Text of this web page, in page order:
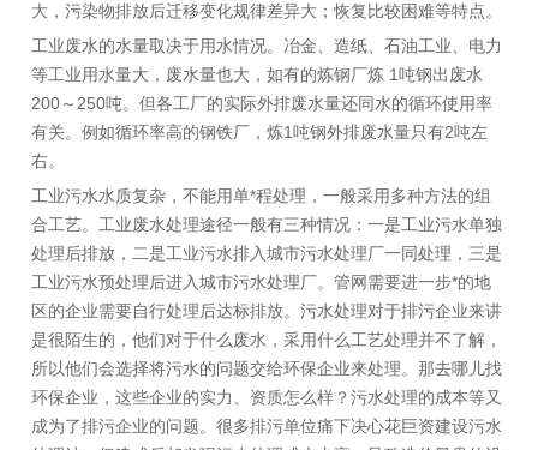
大，污染物排放后迁移变化规律差异大；恢复比较困难等特点。
工业废水的水量取决于用水情况。冶金、造纸、石油工业、电力
等工业用水量大，废水量也大，如有的炼钢厂炼 1吨钢出废水
200～250吨。但各工厂的实际外排废水量还同水的循环使用率
有关。例如循环率高的钢铁厂，炼1吨钢外排废水量只有2吨左
右。
工业污水水质复杂，不能用单*程处理，一般采用多种方法的组
合工艺。工业废水处理途径一般有三种情况：一是工业污水单独
处理后排放，二是工业污水排入城市污水处理厂一同处理，三是
工业污水预处理后进入城市污水处理厂。管网需要进一步*的地
区的企业需要自行处理后达标排放。污水处理对于排污企业来讲
是很陌生的，他们对于什么废水，采用什么工艺处理并不了解，
所以他们会选择将污水的问题交给环保企业来处理。那去哪儿找
环保企业，这些企业的实力、资质怎么样？污水处理的成本等又
成为了排污企业的问题。很多排污单位痛下决心花巨资建设污水